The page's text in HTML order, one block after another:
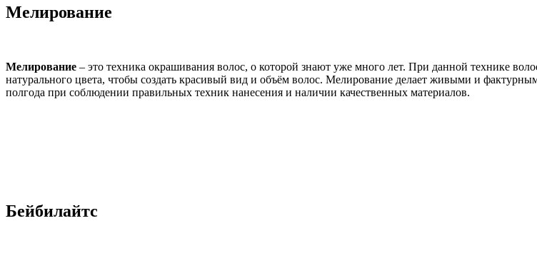
Мелирование
Мелирование – это техника окрашивания волос, о которой знают уже много лет. При данной технике
натурального цвета, чтобы создать красивый вид и объём волос. Мелирование делает живыми и
полгода при соблюдении правильных техник нанесения и наличии качественных материалов.
Бейбилайтс